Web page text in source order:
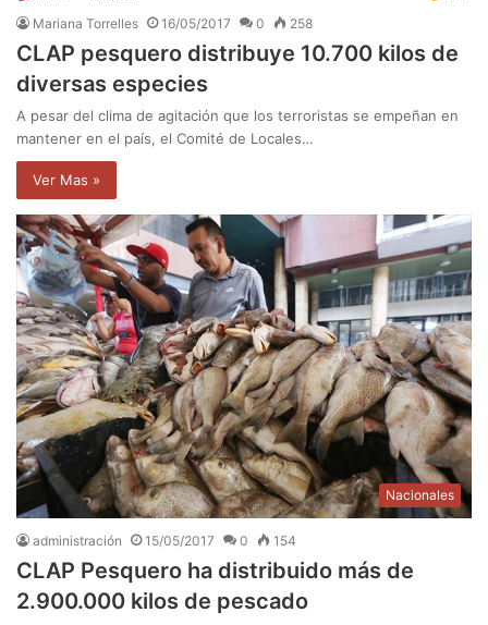
Mariana Torrelles 16/05/2017 0 258
CLAP pesquero distribuye 10.700 kilos de
diversas especies
A pesar del clima de agitación que los terroristas se empeñan en
mantener en el país, el Comité de Locales…
Ver Mas »
Nacionales
administración 15/05/2017 0 154
CLAP Pesquero ha distribuido más de
2.900.000 kilos de pescado